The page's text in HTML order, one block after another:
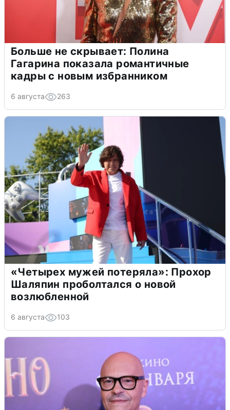
Больше не скрывает: Полина
Гагарина показала романтичные
кадры с новым избранником
6 августа 263
«Четырех мужей потеряла»: Прохор
Шаляпин проболтался о новой
возлюбленной
6 августа 103